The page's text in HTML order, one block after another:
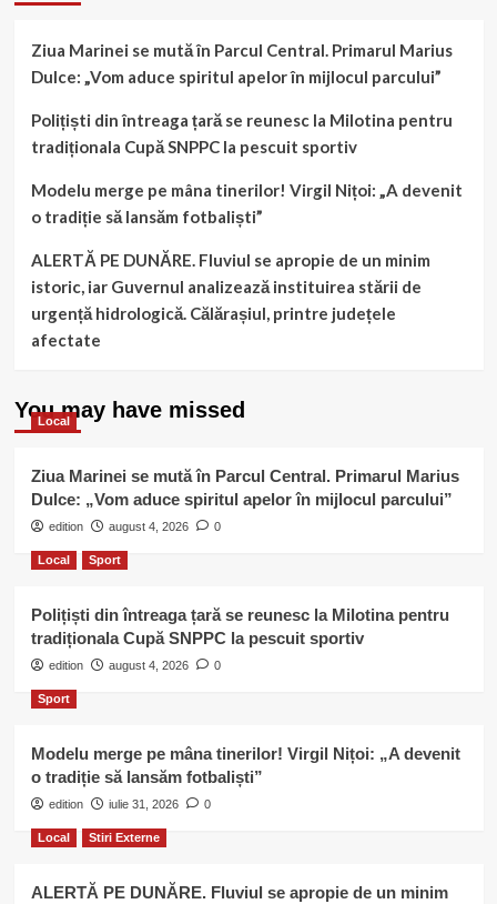
Ziua Marinei se mută în Parcul Central. Primarul Marius
Dulce: „Vom aduce spiritul apelor în mijlocul parcului”
Polițiști din întreaga țară se reunesc la Milotina pentru
tradiționala Cupă SNPPC la pescuit sportiv
Modelu merge pe mâna tinerilor! Virgil Nițoi: „A devenit
o tradiție să lansăm fotbaliști”
ALERTĂ PE DUNĂRE. Fluviul se apropie de un minim
istoric, iar Guvernul analizează instituirea stării de
urgență hidrologică. Călărașiul, printre județele
afectate
You may have missed
Local
Ziua Marinei se mută în Parcul Central. Primarul Marius
Dulce: „Vom aduce spiritul apelor în mijlocul parcului”
edition august 4, 2026 0
Local Sport
Polițiști din întreaga țară se reunesc la Milotina pentru
tradiționala Cupă SNPPC la pescuit sportiv
edition august 4, 2026 0
Sport
Modelu merge pe mâna tinerilor! Virgil Nițoi: „A devenit
o tradiție să lansăm fotbaliști”
edition iulie 31, 2026 0
Local Stiri Externe
ALERTĂ PE DUNĂRE. Fluviul se apropie de un minim